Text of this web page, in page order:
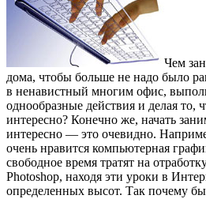
Чем
дома, чтобы больше не надо было
в ненавистный многим офис,
однообразные действия и делая то,
интересно? Конечно же, начать
интересно — это очевидно.
очень нравится компьютерная
свободное время тратят на
Photoshop, находя эти уроки в
определенных высот. Так почему бы